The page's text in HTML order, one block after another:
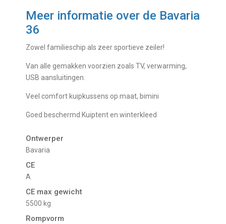
Meer informatie over de Bavaria
36
Zowel familieschip als zeer sportieve zeiler!
Van alle gemakken voorzien zoals TV, verwarming,
USB aansluitingen.
Veel comfort kuipkussens op maat, bimini
Goed beschermd Kuiptent en winterkleed
Ontwerper
Bavaria
CE
A
CE max gewicht
5500 kg
Rompvorm